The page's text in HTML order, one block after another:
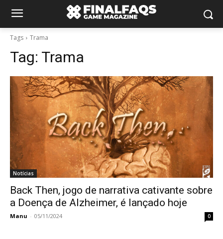
Tags Trama
Tag: Trama
Notícias
Back Then, jogo de narrativa cativante sobre
a Doença de Alzheimer, é lançado hoje
Manu - 05/11/2024 0